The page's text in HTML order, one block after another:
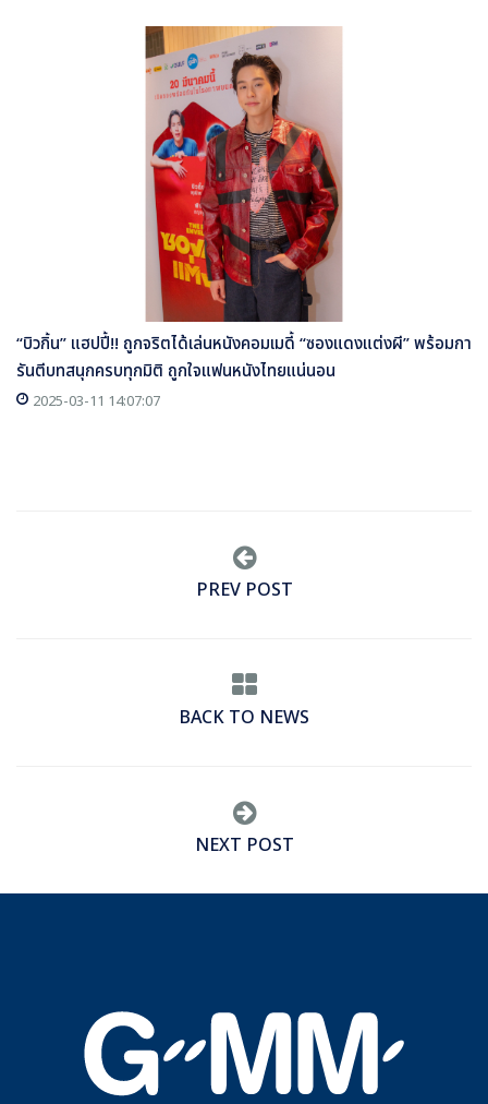
“บิวกิ้น” แฮปปี้!! ถูกจริตได้เล่นหนังคอมเมดี้ “ซองแดงแต่งผี” พร้อมกา
รันตีบทสนุกครบทุกมิติ ถูกใจแฟนหนังไทยแน่นอน
2025-03-11 14:07:07
PREV POST
BACK TO NEWS
NEXT POST